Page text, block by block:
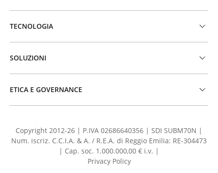
TECNOLOGIA
SOLUZIONI
ETICA E GOVERNANCE
Copyright 2012-26 | P.IVA 02686640356 | SDI SUBM70N |
Num. iscriz. C.C.I.A. & A. / R.E.A. di Reggio Emilia: RE-304473
| Cap. soc. 1.000.000,00 € i.v. |
Privacy Policy